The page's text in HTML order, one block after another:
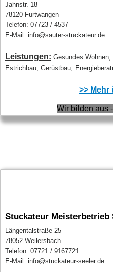
Jahnstr. 18
78120 Furtwangen
Telefon: 07723 / 4537
E-Mail: info@sauter-stuckateur.de
Leistungen: Gesundes
Estrichbau, Gerüstbau,
>> Mehr
Wir bilden aus
Stuckateur Meisterbetrieb
Längentalstraße 25
78052 Weilersbach
Telefon: 07721 / 9167721
E-Mail: info@stuckateur-seeler.de